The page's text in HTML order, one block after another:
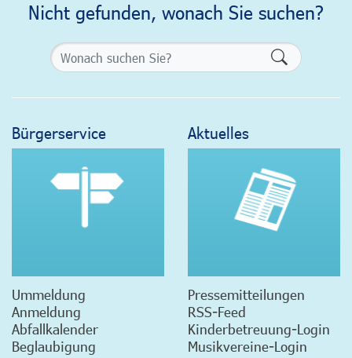
Nicht gefunden, wonach Sie suchen?
Bürgerservice
Ummeldung
Anmeldung
Abfallkalender
Beglaubigung
Aktuelles
Pressemitteilungen
RSS-Feed
Kinderbetreuung-Login
Musikvereine-Login